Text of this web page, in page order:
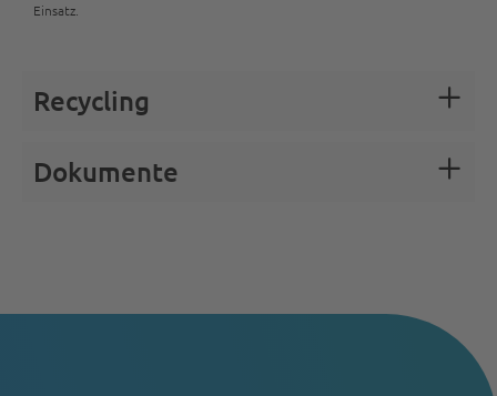
Einsatz.
Recycling
Dokumente